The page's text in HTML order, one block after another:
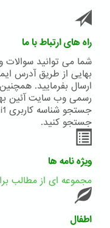
راه های ارتباط با ما
شما می توانید سوالات
ارسال بفرمایید.
رسمی وب سایت آئین
جستجو کنید.
ویژه نامه ها
مجموعه ای از مطالب
اطفال